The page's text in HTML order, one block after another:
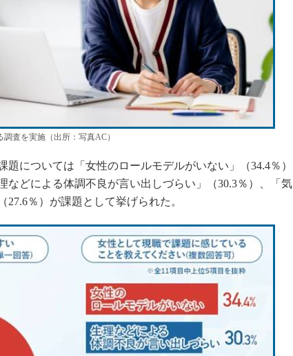
査を実施（出所：写真AC）
については「女性のロールモデルがいない」（34.4％）
などによる体調不良が言い出しづらい」（30.3％）、「気
％）が課題として挙げられた。